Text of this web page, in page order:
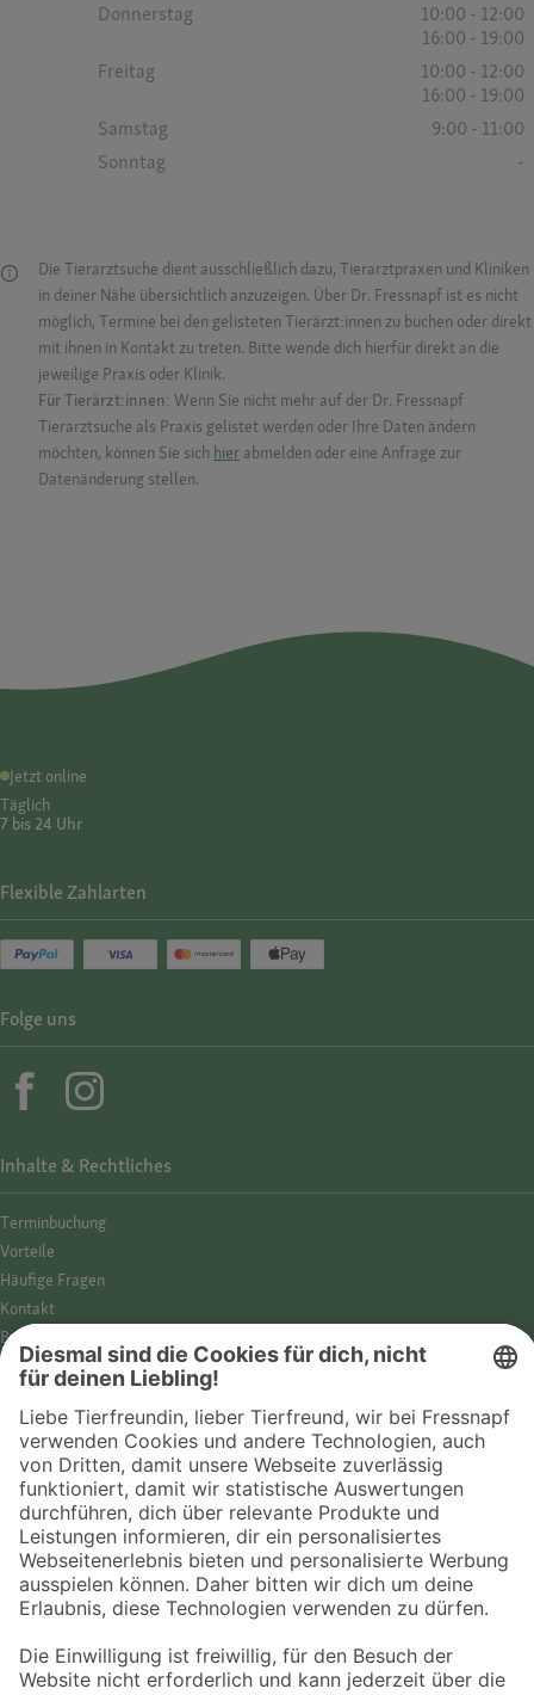
Donnerstag
10:00 - 12:00
16:00 - 19:00
Freitag
10:00 - 12:00
16:00 - 19:00
Samstag
9:00 - 11:00
Sonntag
-
Die Tierarztsuche dient ausschließlich dazu, Tierarztpraxen und Kliniken
in deiner Nähe übersichtlich anzuzeigen. Über Dr. Fressnapf ist es nicht
möglich, Termine bei den gelisteten Tierärzt:innen zu buchen oder direkt
mit ihnen in Kontakt zu treten. Bitte wende dich hierfür direkt an die
jeweilige Praxis oder Klinik.
Für Tierärzt:innen: Wenn Sie nicht mehr auf der Dr. Fressnapf
Tierarztsuche als Praxis gelistet werden oder Ihre Daten ändern
möchten, können Sie sich hier abmelden oder eine Anfrage zur
Datenänderung stellen.
Jetzt online
Täglich
7 bis 24 Uhr
Inhalte & Rechtliches
Termin­buchung
Vorteile
Häufige Fragen
Kontakt
Barrierefreiheit
Impressum
Datenschutz­hinweise
Cookies
AGB
Entdecke Fressnapf
Tierversicherung
GPS-Tracker
Fressnapf Salon
Online-Shop
Flexible Zahlarten
Folge uns